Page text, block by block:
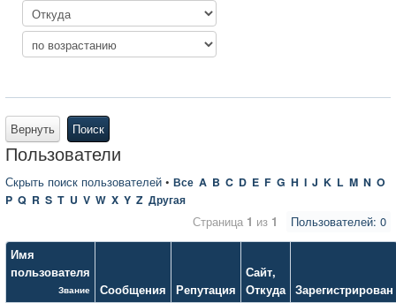
Вернуть Поиск
Пользователи
Скрыть поиск пользователей • Все A B C D E F G H I J K L M N O
P Q R S T U V W X Y Z Другая
Пользователей: 0
Страница 1 из 1
Имя
пользователя
Звание Сообщения Репутация
Сайт,
Откуда Зарегистрирован